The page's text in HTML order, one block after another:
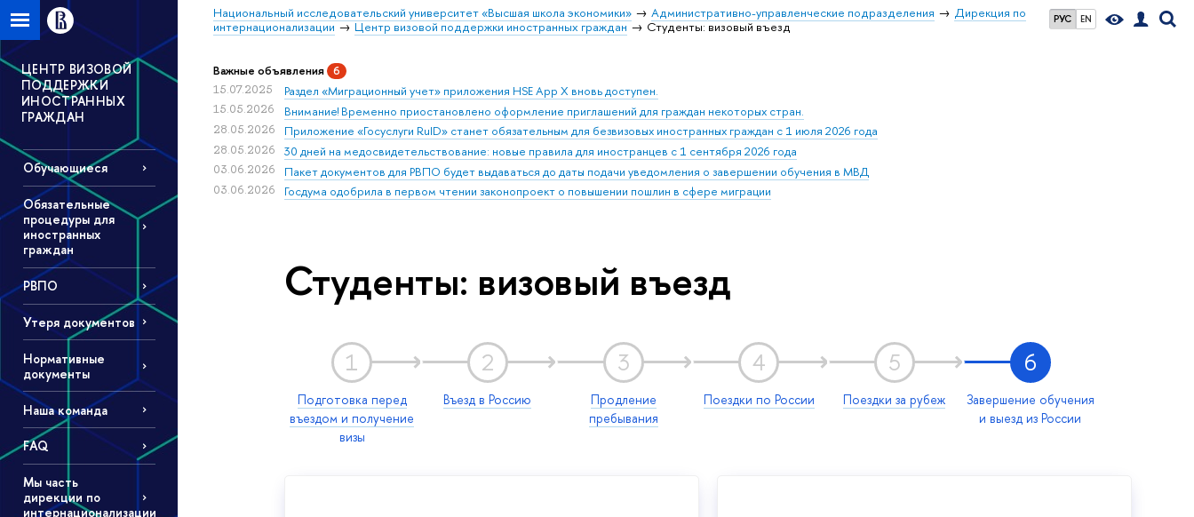
РУС EN
Национальный исследовательский университет «Высшая школа экономики» Административно-управленческие подразделения
Дирекция по
интернационализации
Центр визовой поддержки иностранных граждан Студенты: визовый въезд
ЦЕНТР ВИЗОВОЙ
ПОДДЕРЖКИ
ИНОСТРАННЫХ
ГРАЖДАН
Обучающиеся
Обязательные
процедуры для
иностранных
граждан
РВПО
Утеря документов
Нормативные
документы
Наша команда
FAQ
Мы часть
дирекции по
интернационализации
Важные объявления 6
15.07.2025 Раздел «Миграционный учет» приложения HSE App X вновь доступен.
15.05.2026 Внимание! Временно приостановлено оформление приглашений для граждан некоторых стран.
28.05.2026 Приложение «Госуслуги RuID» станет обязательным для безвизовых иностранных граждан с 1 июля 2026 года
28.05.2026 30 дней на медосвидетельствование: новые правила для иностранцев с 1 сентября 2026 года
03.06.2026 Пакет документов для РВПО будет выдаваться до даты подачи уведомления о завершении обучения в МВД
03.06.2026 Госдума одобрила в первом чтении законопроект о повышении пошлин в сфере миграции
Студенты: визовый въезд
1
Подготовка перед
въездом и получение
визы
2
Въезд в Россию
3
Продление
пребывания
4
Поездки по России
5
Поездки за рубеж
6
Завершение обучения
и выезд из России